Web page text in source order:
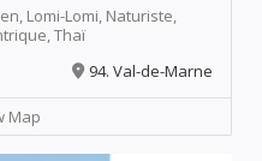
Lomi-Lomi, Naturiste,
Thaï
94. Val-de-Marne
Map